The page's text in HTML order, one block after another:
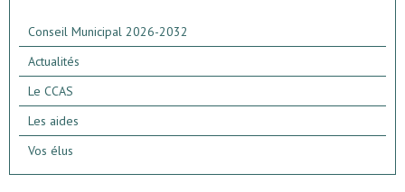
Conseil Municipal 2026-2032
Actualités
Le CCAS
Les aides
Vos élus